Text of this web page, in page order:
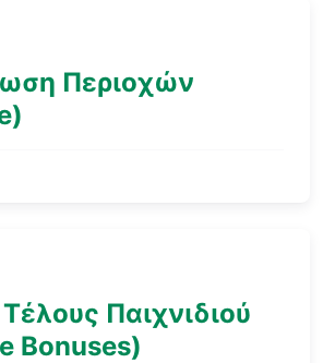
Περιοχών
Παιχνιδιού
Bonuses)